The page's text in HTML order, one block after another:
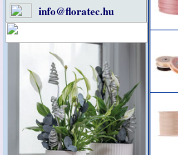
info@floratec.hu